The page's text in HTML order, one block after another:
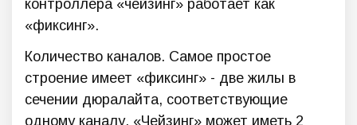
контроллера «чейзинг» работает как
«фиксинг».
Количество каналов. Самое простое
строение имеет «фиксинг» - две жилы в
сечении дюралайта, соответствующие
одному каналу. «Чейзинг» может иметь 2